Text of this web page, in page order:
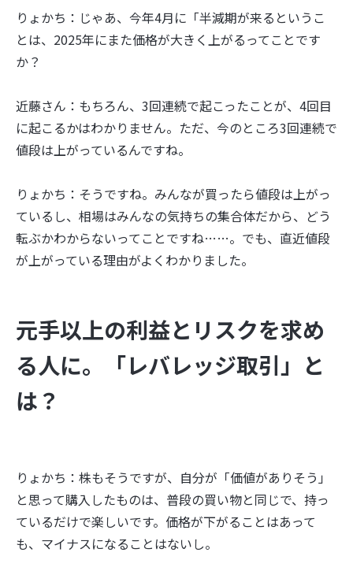
りょかち：じゃあ、今年4月に「半減期が来るというこ
とは、2025年にまた価格が大きく上がるってことです
か？
近藤さん：もちろん、3回連続で起こったことが、4回目
に起こるかはわかりません。ただ、今のところ3回連続で
値段は上がっているんですね。
りょかち：そうですね。みんなが買ったら値段は上がっ
ているし、相場はみんなの気持ちの集合体だから、どう
転ぶかわからないってことですね……。でも、直近値段
が上がっている理由がよくわかりました。
元手以上の利益とリスクを求め
る人に。「レバレッジ取引」と
は？
りょかち：株もそうですが、自分が「価値がありそう」
と思って購入したものは、普段の買い物と同じで、持っ
ているだけで楽しいです。価格が下がることはあって
も、マイナスになることはないし。